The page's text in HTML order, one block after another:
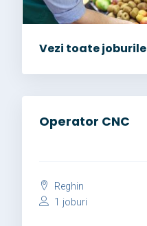
Vezi toate joburile
Operator CNC
Reghin
1 joburi